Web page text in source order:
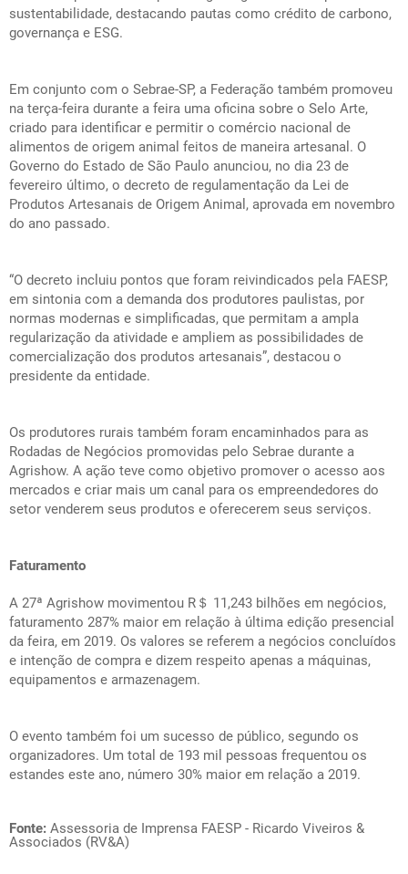
sustentabilidade, destacando pautas como crédito de carbono,
governança e ESG.
Em conjunto com o Sebrae-SP, a Federação também promoveu
na terça-feira durante a feira uma oficina sobre o Selo Arte,
criado para identificar e permitir o comércio nacional de
alimentos de origem animal feitos de maneira artesanal. O
Governo do Estado de São Paulo anunciou, no dia 23 de
fevereiro último, o decreto de regulamentação da Lei de
Produtos Artesanais de Origem Animal, aprovada em novembro
do ano passado.
“O decreto incluiu pontos que foram reivindicados pela FAESP,
em sintonia com a demanda dos produtores paulistas, por
normas modernas e simplificadas, que permitam a ampla
regularização da atividade e ampliem as possibilidades de
comercialização dos produtos artesanais”, destacou o
presidente da entidade.
Os produtores rurais também foram encaminhados para as
Rodadas de Negócios promovidas pelo Sebrae durante a
Agrishow. A ação teve como objetivo promover o acesso aos
mercados e criar mais um canal para os empreendedores do
setor venderem seus produtos e oferecerem seus serviços.
Faturamento
A 27ª Agrishow movimentou R＄ 11,243 bilhões em negócios,
faturamento 287% maior em relação à última edição presencial
da feira, em 2019. Os valores se referem a negócios concluídos
e intenção de compra e dizem respeito apenas a máquinas,
equipamentos e armazenagem.
O evento também foi um sucesso de público, segundo os
organizadores. Um total de 193 mil pessoas frequentou os
estandes este ano, número 30% maior em relação a 2019.
Fonte: Assessoria de Imprensa FAESP - Ricardo Viveiros &
Associados (RV&A)